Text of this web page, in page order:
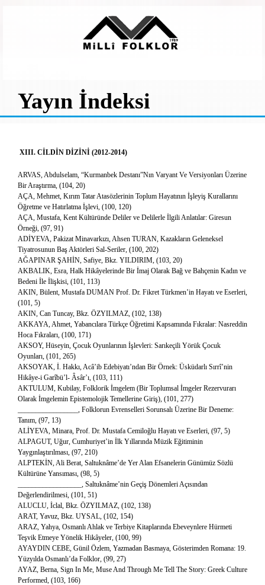
Yayın İndeksi
XIII. CİLDİN DİZİNİ (2012-2014)
ARVAS, Abdulselam, “Kurmanbek Destanı”Nın Varyant Ve Versiyonları Üzerine
Bir Araştırma, (104, 20)
AÇA, Mehmet, Kırım Tatar Atasözlerinin Toplum Hayatının İşleyiş Kurallarını
Öğretme ve Hatırlatma İşlevi, (100, 120)
AÇA, Mustafa, Kent Kültüründe Deliler ve Delilerle İlgili Anlatılar: Giresun
Örneği, (97, 91)
ADİYEVA, Pakizat Minavarkızı, Ahsen TURAN, Kazakların Geleneksel
Tiyatrosunun Baş Aktörleri Sal-Seriler, (100, 202)
AĞAPINAR ŞAHİN, Safiye, Bkz. YILDIRIM, (103, 20)
AKBALIK, Esra, Halk Hikâyelerinde Bir İmaj Olarak Bağ ve Bahçenin Kadın ve
Bedeni İle İlişkisi, (101, 113)
AKIN, Bülent, Mustafa DUMAN Prof. Dr. Fikret Türkmen’in Hayatı ve Eserleri,
(101, 5)
AKIN, Can Tuncay, Bkz. ÖZYILMAZ, (102, 138)
AKKAYA, Ahmet, Yabancılara Türkçe Öğretimi Kapsamında Fıkralar: Nasreddin
Hoca Fıkraları, (100, 171)
AKSOY, Hüseyin, Çocuk Oyunlarının İşlevleri: Sarıkeçili Yörük Çocuk
Oyunları, (101, 265)
AKSOYAK, İ. Hakkı, Acâ’ib Edebiyatı’ndan Bir Örnek: Üsküdarlı Sırrî’nin
Hikâye-i Garîbü’l- Âsâr’ı, (103, 111)
AKTULUM, Kubilay, Folklorik İmgelem (Bir Toplumsal İmgeler Rezervurarı
Olarak İmgelemin Epistemolojik Temellerine Giriş), (101, 277)
_________________, Folklorun Evrenselleri Sorunsalı Üzerine Bir Deneme:
Tanım, (97, 13)
ALİYEVA, Minara, Prof. Dr. Mustafa Cemiloğlu Hayatı ve Eserleri, (97, 5)
ALPAGUT, Uğur, Cumhuriyet’in İlk Yıllarında Müzik Eğitiminin
Yaygınlaştırılması, (97, 210)
ALPTEKİN, Ali Berat, Saltuknâme’de Yer Alan Efsanelerin Günümüz Sözlü
Kültürüne Yansıması, (98, 5)
__________________, Saltuknâme’nin Geçiş Dönemleri Açısından
Değerlendirilmesi, (101, 51)
ALUCLU, İclal, Bkz. ÖZYILMAZ, (102, 138)
ARAT, Yavuz, Bkz. UYSAL, (102, 154)
ARAZ, Yahya, Osmanlı Ahlak ve Terbiye Kitaplarında Ebeveynlere Hürmeti
Teşvik Etmeye Yönelik Hikâyeler, (100, 99)
AYAYDIN CEBE, Günil Özlem, Yazmadan Basmaya, Gösterimden Romana: 19.
Yüzyılda Osmanlı’da Folklor, (99, 27)
AYAZ, Berna, Sign In Me, Muse And Through Me Tell The Story: Greek Culture
Performed, (103, 166)